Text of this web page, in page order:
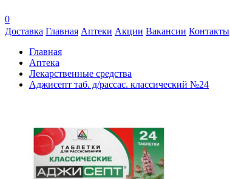
0
Доставка Главная Аптеки Акции Вакансии Контакты
Главная
Аптека
Лекарственные средства
Аджисепт таб. д/рассас. классический №24